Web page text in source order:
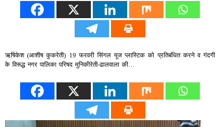
ऋषिकेश (आशीष कुकरेती) 19 फरवरी सिंगल यूज प्लास्टिक को प्रतिबंधित करने व गंदगी
के विरूद्ध नगर पालिका परिषद मुनिकीरेती-ढालवाला की…